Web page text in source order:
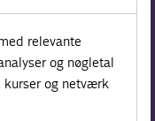
relevante
og nøgletal
kurser og netværk